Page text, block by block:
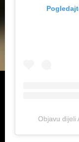
Objavu dijeli